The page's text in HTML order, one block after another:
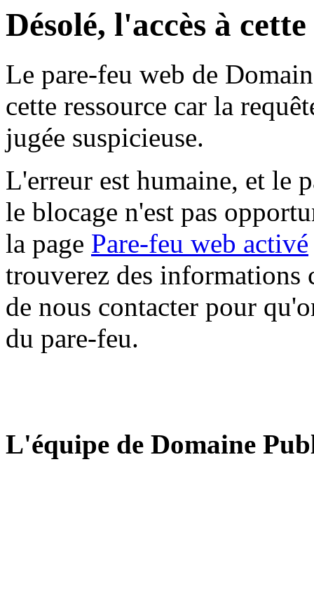
Désolé, l'accès à
Le pare-feu web de
cette ressource car la
jugée suspicieuse.
L'erreur est humaine, et le
le blocage n'est pas
la page Pare-feu web activé
trouverez des informations
de nous contacter pour
du pare-feu.
L'équipe de Domaine